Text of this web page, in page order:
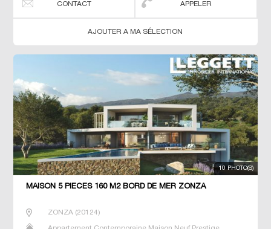
CONTACT APPELER
AJOUTER A MA SÉLECTION
10 PHOTO(S)
MAISON 5 PIECES 160 M2 BORD DE MER ZONZA
ZONZA (20124)